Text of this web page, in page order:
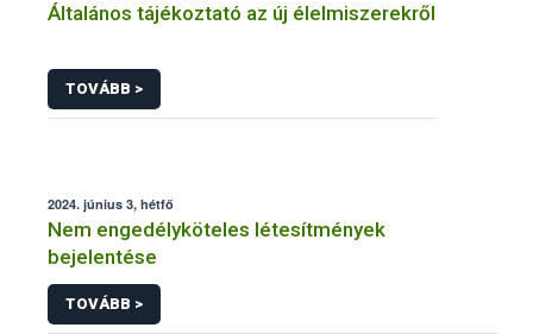
Általános tájékoztató az új élelmiszerekről
TOVÁBB >
2024. június 3, hétfő
Nem engedélyköteles létesítmények
bejelentése
TOVÁBB >